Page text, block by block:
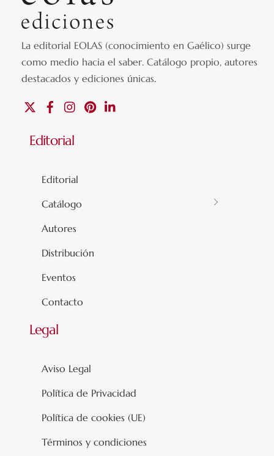
La editorial EOLAS (conocimiento en Gaélico) surge
como medio hacia el saber.Catálogo propio, autores
destacados y ediciones únicas.
FacebookInstagramPinterest
Editorial
Editorial
Catálogo
Autores
Distribución
Eventos
Contacto
Legal
Aviso Legal
Política de Privacidad
Política de cookies (UE)
Términos y condiciones